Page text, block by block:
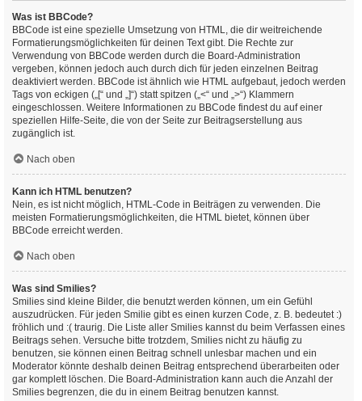
Was ist BBCode?
BBCode ist eine spezielle Umsetzung von HTML, die dir weitreichende
Formatierungsmöglichkeiten für deinen Text gibt. Die Rechte zur
Verwendung von BBCode werden durch die Board-Administration
vergeben, können jedoch auch durch dich für jeden einzelnen Beitrag
deaktiviert werden. BBCode ist ähnlich wie HTML aufgebaut, jedoch werden
Tags von eckigen („[“ und „]“) statt spitzen („<“ und „>“) Klammern
eingeschlossen. Weitere Informationen zu BBCode findest du auf einer
speziellen Hilfe-Seite, die von der Seite zur Beitragserstellung aus
zugänglich ist.
Nach oben
Kann ich HTML benutzen?
Nein, es ist nicht möglich, HTML-Code in Beiträgen zu verwenden. Die
meisten Formatierungsmöglichkeiten, die HTML bietet, können über
BBCode erreicht werden.
Nach oben
Was sind Smilies?
Smilies sind kleine Bilder, die benutzt werden können, um ein Gefühl
auszudrücken. Für jeden Smilie gibt es einen kurzen Code, z. B. bedeutet :)
fröhlich und :( traurig. Die Liste aller Smilies kannst du beim Verfassen eines
Beitrags sehen. Versuche bitte trotzdem, Smilies nicht zu häufig zu
benutzen, sie können einen Beitrag schnell unlesbar machen und ein
Moderator könnte deshalb deinen Beitrag entsprechend überarbeiten oder
gar komplett löschen. Die Board-Administration kann auch die Anzahl der
Smilies begrenzen, die du in einem Beitrag benutzen kannst.